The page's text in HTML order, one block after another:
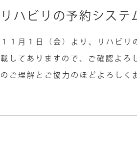
リハビリの予約システ
１１月１日（金）より、リハビ
載してありますので、ご確認よろ
のご理解とご協力のほどよろしく